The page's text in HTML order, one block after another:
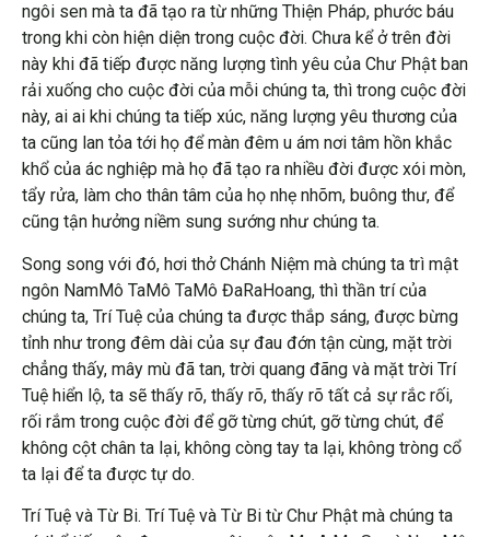
ngôi sen mà ta đã tạo ra từ những Thiện Pháp, phước báu
trong khi còn hiện diện trong cuộc đời. Chưa kể ở trên đời
này khi đã tiếp được năng lượng tình yêu của Chư Phật ban
rải xuống cho cuộc đời của mỗi chúng ta, thì trong cuộc đời
này, ai ai khi chúng ta tiếp xúc, năng lượng yêu thương của
ta cũng lan tỏa tới họ để màn đêm u ám nơi tâm hồn khắc
khổ của ác nghiệp mà họ đã tạo ra nhiều đời được xói mòn,
tẩy rửa, làm cho thân tâm của họ nhẹ nhõm, buông thư, để
cũng tận hưởng niềm sung sướng như chúng ta.
Song song với đó, hơi thở Chánh Niệm mà chúng ta trì mật
ngôn NamMô TaMô TaMô ĐaRaHoang, thì thần trí của
chúng ta, Trí Tuệ của chúng ta được thắp sáng, được bừng
tỉnh như trong đêm dài của sự đau đớn tận cùng, mặt trời
chẳng thấy, mây mù đã tan, trời quang đãng và mặt trời Trí
Tuệ hiển lộ, ta sẽ thấy rõ, thấy rõ, thấy rõ tất cả sự rắc rối,
rối rắm trong cuộc đời để gỡ từng chút, gỡ từng chút, để
không cột chân ta lại, không còng tay ta lại, không tròng cổ
ta lại để ta được tự do.
Trí Tuệ và Từ Bi. Trí Tuệ và Từ Bi từ Chư Phật mà chúng ta